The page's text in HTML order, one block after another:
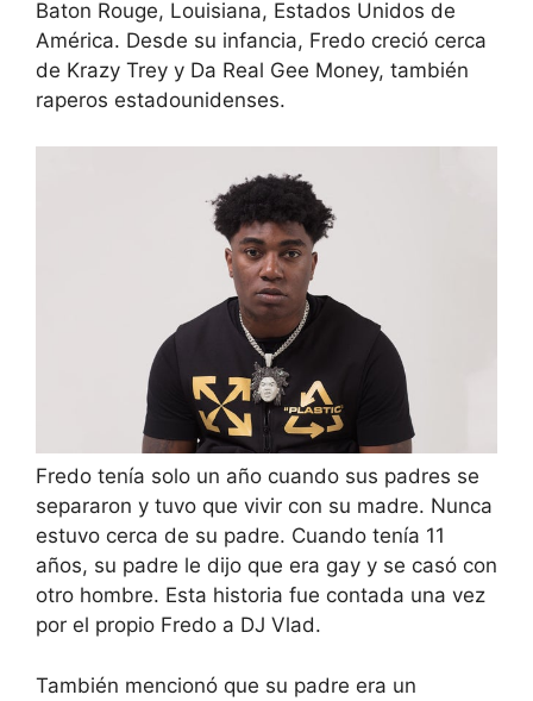
Baton Rouge, Louisiana, Estados Unidos de
América. Desde su infancia, Fredo creció cerca
de Krazy Trey y Da Real Gee Money, también
raperos estadounidenses.
Fredo tenía solo un año cuando sus padres se
separaron y tuvo que vivir con su madre. Nunca
estuvo cerca de su padre. Cuando tenía 11
años, su padre le dijo que era gay y se casó con
otro hombre. Esta historia fue contada una vez
por el propio Fredo a DJ Vlad.
También mencionó que su padre era un